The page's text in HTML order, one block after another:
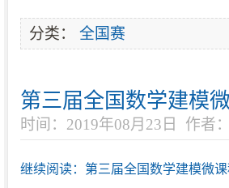
分类： 全国赛
第三届全国数学建模
时间：2019年08月23日 作者
继续阅读：第三届全国数学建模微